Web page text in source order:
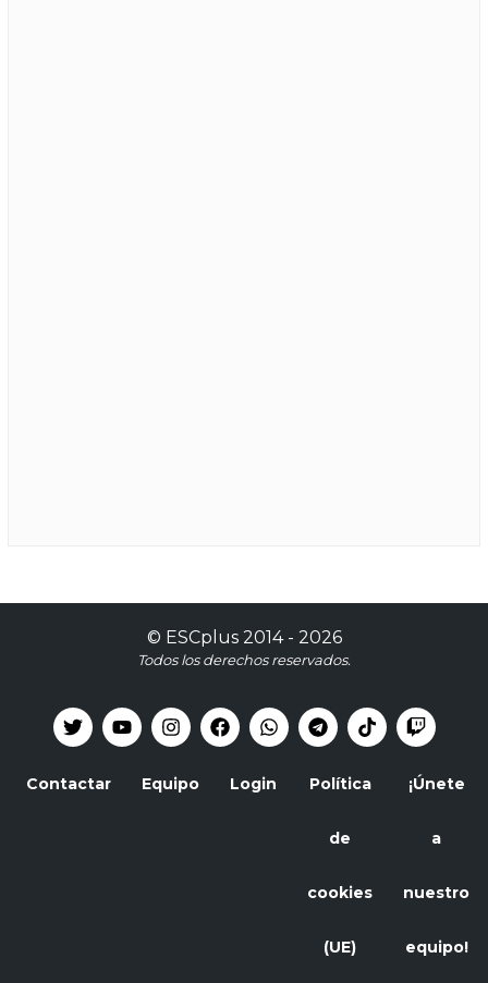
© ESCplus2014 - 2026
Todos los derechos reservados.
Contactar Equipo Login Política
de
cookies
(UE)
¡Únete
a
nuestro
equipo!